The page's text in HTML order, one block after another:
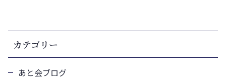
カテゴリー
あと会ブログ